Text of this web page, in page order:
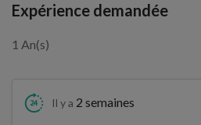
Expérience demandée
1 An(s)
Il y a 2 semaines